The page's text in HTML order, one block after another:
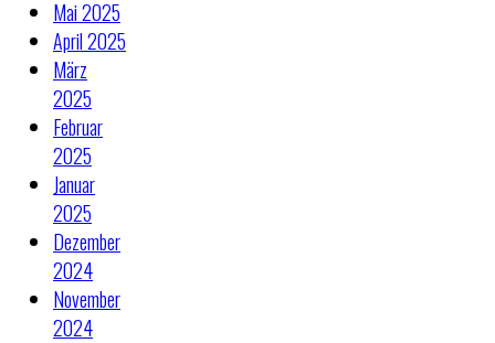
Mai 2025
April 2025
März
2025
Februar
2025
Januar
2025
Dezember
2024
November
2024